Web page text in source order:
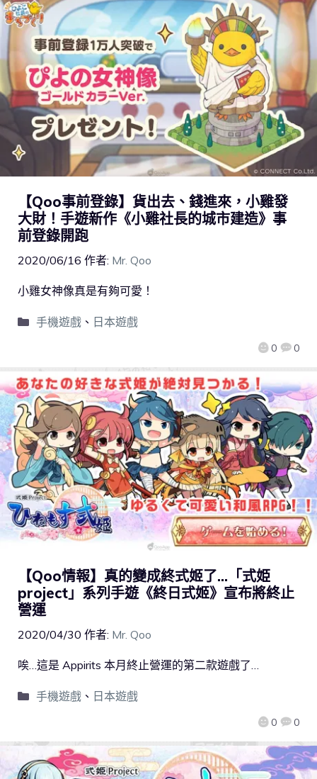
【Qoo事前登錄】貨出去、錢進來，小雞發
大財！手遊新作《小雞社長的城市建造》事
前登錄開跑
2020/06/16 作者: Mr. Qoo
0 0
小雞女神像真是有夠可愛！
手機遊戲、 日本遊戲
【Qoo情報】真的變成終式姬了…「式姫
project」系列手遊《終日式姬》宣布將終止
營運
2020/04/30 作者: Mr. Qoo
0 0
唉…這是 Appirits 本月終止營運的第二款遊戲了…
手機遊戲、 日本遊戲